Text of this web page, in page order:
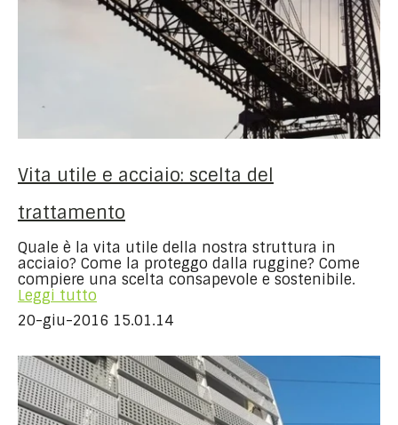
Vita utile e acciaio: scelta del
trattamento
Quale è la vita utile della nostra struttura in
acciaio? Come la proteggo dalla ruggine? Come
compiere una scelta consapevole e sostenibile.
Leggi tutto
20-giu-2016 15.01.14